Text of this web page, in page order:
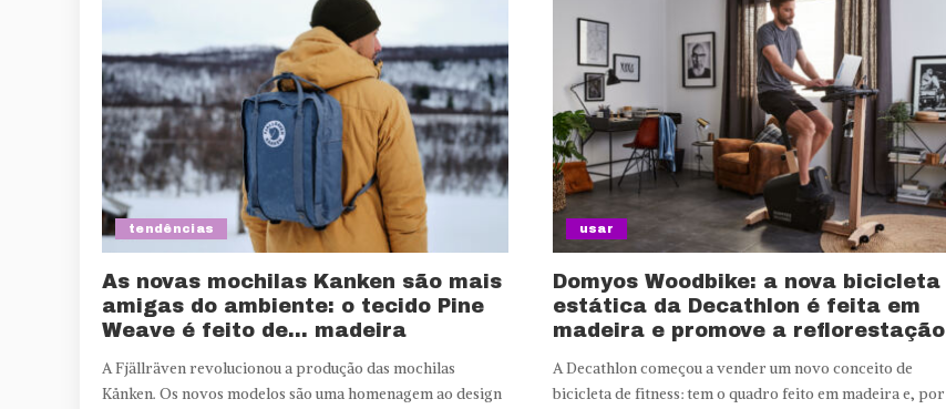
tendências
As novas mochilas Kanken são mais
amigas do ambiente: o tecido Pine
Weave é feito de… madeira
A Fjällräven revolucionou a produção das mochilas
Kånken. Os novos modelos são uma homenagem ao design
usar
Domyos Woodbike: a nova bicicleta
estática da Decathlon é feita em
madeira e promove a reflorestação
A Decathlon começou a vender um novo conceito de
bicicleta de fitness: tem o quadro feito em madeira e, por